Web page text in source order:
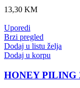
13,30 KM
Uporedi
Brzi pregled
Dodaj u listu želja
Dodaj u korpu
HONEY PILING